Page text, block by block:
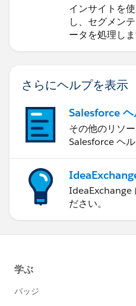
インサイトを
し、セグメン
ータを処理しま
さらにヘルプを表示
Salesforce
その他のリソ
Salesforce ヘ
IdeaExchange
ださい。